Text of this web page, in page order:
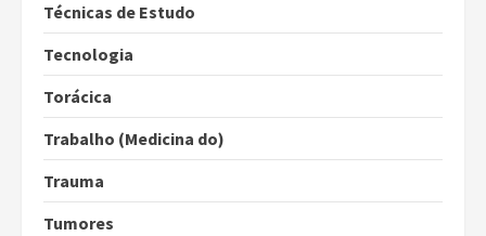
Técnicas de Estudo
Tecnologia
Torácica
Trabalho (Medicina do)
Trauma
Tumores